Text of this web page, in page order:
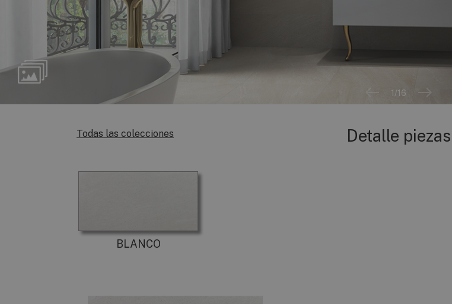
2 /16
Todas las colecciones Detalle piezas
BLANCO